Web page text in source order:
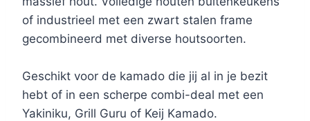
of industrieel met een zwart stalen frame
gecombineerd met diverse houtsoorten.
Geschikt voor de kamado die jij al in je bezit
hebt of in een scherpe combi-deal met een
Yakiniku, Grill Guru of Keij Kamado.